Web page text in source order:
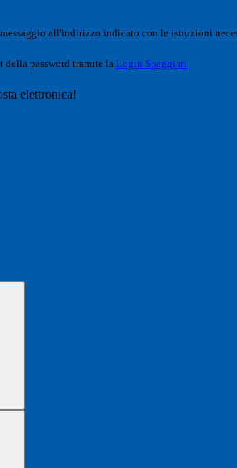
all'indirizzo indicato con le istruzioni
della password tramite la Login Spaggiari
elettronica!